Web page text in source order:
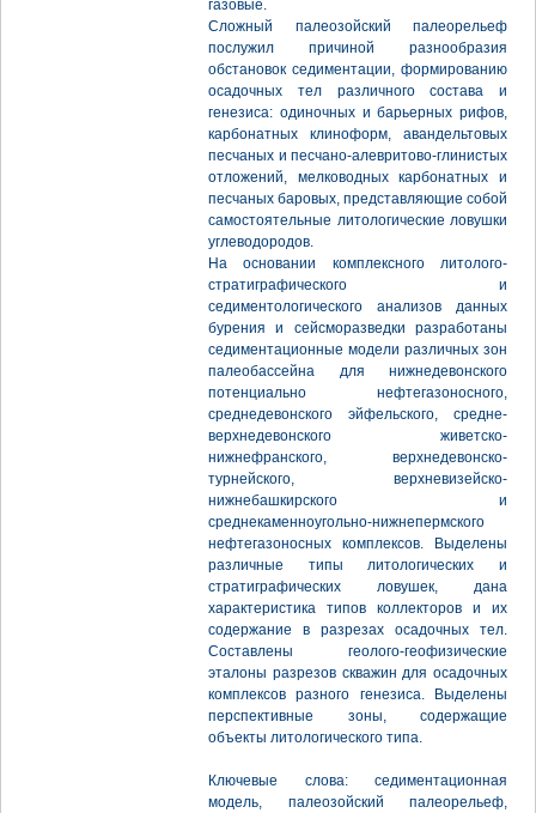
газовые.
Сложный палеозойский палеорельеф
послужил причиной разнообразия
обстановок седиментации, формированию
осадочных тел различного состава и
генезиса: одиночных и барьерных рифов,
карбонатных клиноформ, авандельтовых
песчаных и песчано-алевритово-глинистых
отложений, мелководных карбонатных и
песчаных баровых, представляющие собой
самостоятельные литологические ловушки
углеводородов.
На основании комплексного литолого-
стратиграфического и
седиментологического анализов данных
бурения и сейсморазведки разработаны
седиментационные модели различных зон
палеобассейна для нижнедевонского
потенциально нефтегазоносного,
среднедевонского эйфельского, средне-
верхнедевонского живетско-
нижнефранского, верхнедевонско-
турнейского, верхневизейско-
нижнебашкирского и
среднекаменноугольно-нижнепермского
нефтегазоносных комплексов. Выделены
различные типы литологических и
стратиграфических ловушек, дана
характеристика типов коллекторов и их
содержание в разрезах осадочных тел.
Составлены геолого-геофизические
эталоны разрезов скважин для осадочных
комплексов разного генезиса. Выделены
перспективные зоны, содержащие
объекты литологического типа.
Ключевые слова: седиментационная
модель, палеозойский палеорельеф,